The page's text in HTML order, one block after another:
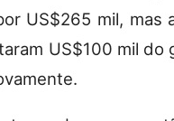
US$265 mil, mas
US$100 mil do